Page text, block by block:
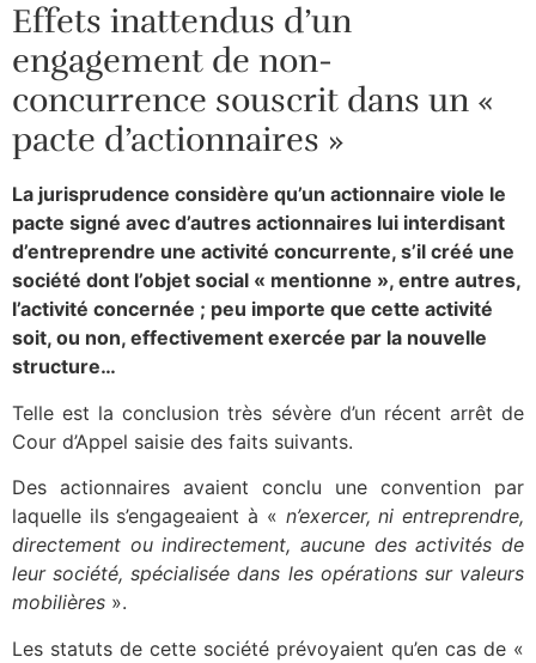
Effets inattendus d’un
engagement de non-
concurrence souscrit dans un «
pacte d’actionnaires »
La jurisprudence considère qu’un actionnaire viole le
pacte signé avec d’autres actionnaires lui interdisant
d’entreprendre une activité concurrente, s’il créé une
société dont l’objet social « mentionne », entre autres,
l’activité concernée ; peu importe que cette activité
soit, ou non, effectivement exercée par la nouvelle
structure…
Telle est la conclusion très sévère d’un récent arrêt de
Cour d’Appel saisie des faits suivants.
Des actionnaires avaient conclu une convention par
laquelle ils s’engageaient à « n’exercer, ni entreprendre,
directement ou indirectement, aucune des activités de
leur société, spécialisée dans les opérations sur valeurs
mobilières ».
Les statuts de cette société prévoyaient qu’en cas de «